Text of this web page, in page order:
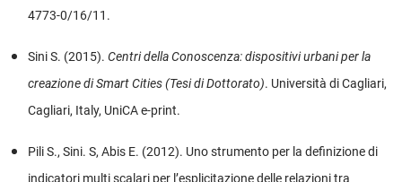
4773-0/16/11.
Sini S. (2015). Centri della Conoscenza: dispositivi urbani per la
creazione di Smart Cities (Tesi di Dottorato). Università di Cagliari,
Cagliari, Italy, UniCA e-print.
Pili S., Sini. S, Abis E. (2012). Uno strumento per la definizione di
indicatori multi scalari per l’esplicitazione delle relazioni tra